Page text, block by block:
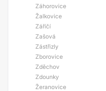
Záhorovice
Žalkovice
Záříčí
Zašová
Zástřizly
Zborovice
Zděchov
Zdounky
Žeranovice